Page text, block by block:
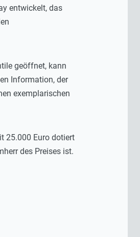
entwickelt, das
geöffnet, kann
Information, der
exemplarischen
25.000 Euro dotiert
des Preises ist.